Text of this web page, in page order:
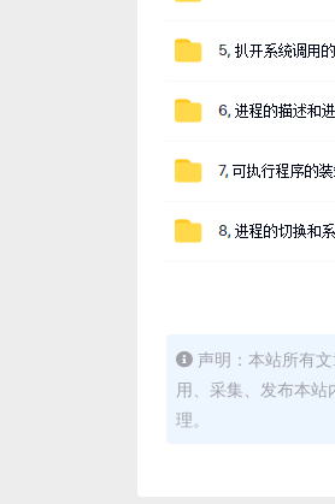
声明：本站所有
用、采集、发布本
理。